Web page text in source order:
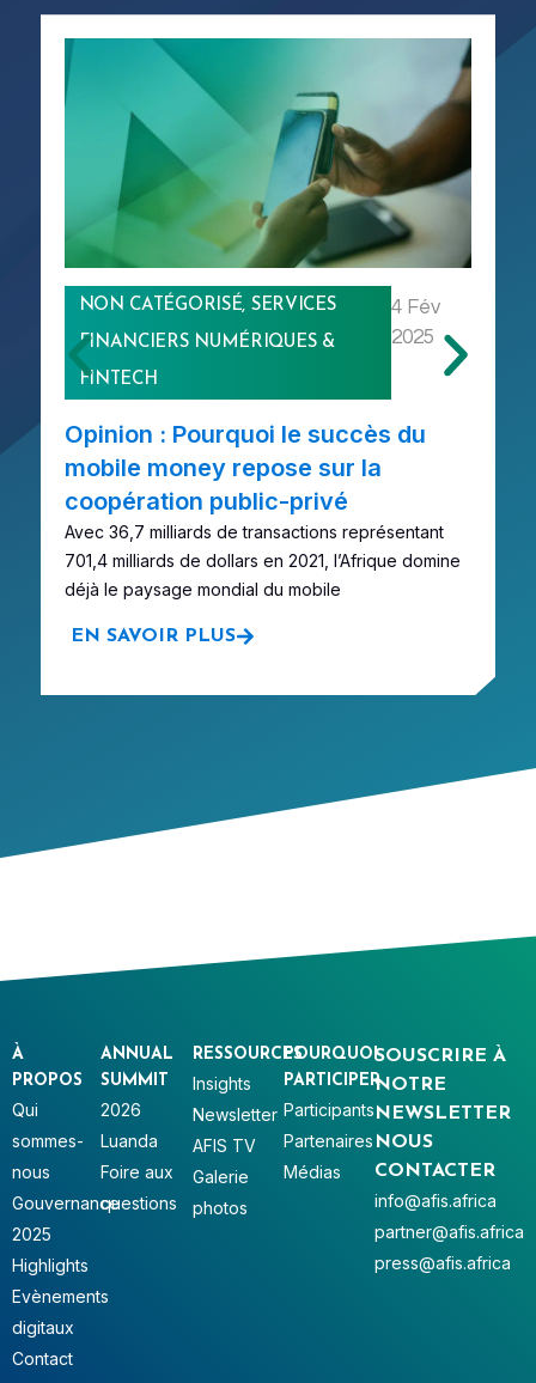
NON CATÉGORISÉ, SERVICES
FINANCIERS NUMÉRIQUES &
FINTECH
4 Fév
2025
Opinion : Pourquoi le succès du
mobile money repose sur la
coopération public-privé
Avec 36,7 milliards de transactions représentant
701,4 milliards de dollars en 2021, l’Afrique domine
déjà le paysage mondial du mobile
EN SAVOIR PLUS
SOUSCRIRE À
NOTRE
NEWSLETTER
NOUS
CONTACTER
info@afis.africa
partner@afis.africa
press@afis.africa
À
PROPOS
Qui
sommes-
nous
Gouvernance
2025
Highlights
Evènements
digitaux
Contact
ANNUAL
SUMMIT
2026
Luanda
Foire aux
questions
RESSOURCES
Insights
Newsletter
AFIS TV
Galerie
photos
POURQUOI
PARTICIPER
Participants
Partenaires
Médias